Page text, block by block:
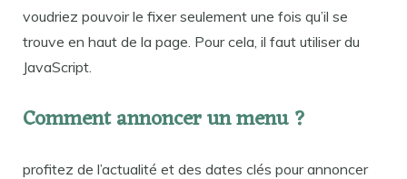
voudriez pouvoir le fixer seulement une fois qu’il se
trouve en haut de la page. Pour cela, il faut utiliser du
JavaScript.
Comment annoncer un menu ?
profitez de l’actualité et des dates clés pour annoncer